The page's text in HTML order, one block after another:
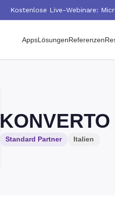
Kostenlose Live-Webinare:
AppsLösungenReferenzen
KONVERTO
Standard Partner Italien